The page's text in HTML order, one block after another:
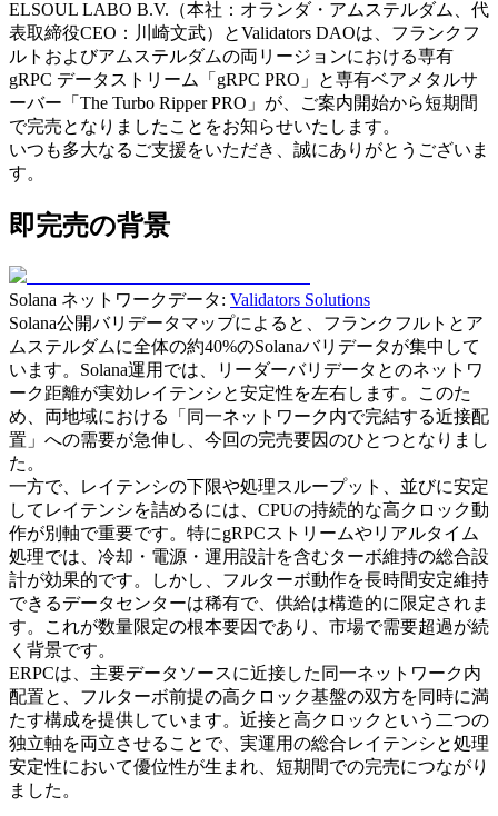
ELSOUL LABO B.V.（本社：オランダ・アムステルダム、代
表取締役CEO：川崎文武）とValidators DAOは、フランクフ
ルトおよびアムステルダムの両リージョンにおける専有
gRPC データストリーム「gRPC PRO」と専有ベアメタルサ
ーバー「The Turbo Ripper PRO」が、ご案内開始から短期間
で完売となりましたことをお知らせいたします。
いつも多大なるご支援をいただき、誠にありがとうございま
す。
即完売の背景
Solana ネットワークデータ: Validators Solutions
Solana公開バリデータマップによると、フランクフルトとア
ムステルダムに全体の約40%のSolanaバリデータが集中して
います。Solana運用では、リーダーバリデータとのネットワ
ーク距離が実効レイテンシと安定性を左右します。このた
め、両地域における「同一ネットワーク内で完結する近接配
置」への需要が急伸し、今回の完売要因のひとつとなりまし
た。
一方で、レイテンシの下限や処理スループット、並びに安定
してレイテンシを詰めるには、CPUの持続的な高クロック動
作が別軸で重要です。特にgRPCストリームやリアルタイム
処理では、冷却・電源・運用設計を含むターボ維持の総合設
計が効果的です。しかし、フルターボ動作を長時間安定維持
できるデータセンターは稀有で、供給は構造的に限定されま
す。これが数量限定の根本要因であり、市場で需要超過が続
く背景です。
ERPCは、主要データソースに近接した同一ネットワーク内
配置と、フルターボ前提の高クロック基盤の双方を同時に満
たす構成を提供しています。近接と高クロックという二つの
独立軸を両立させることで、実運用の総合レイテンシと処理
安定性において優位性が生まれ、短期間での完売につながり
ました。